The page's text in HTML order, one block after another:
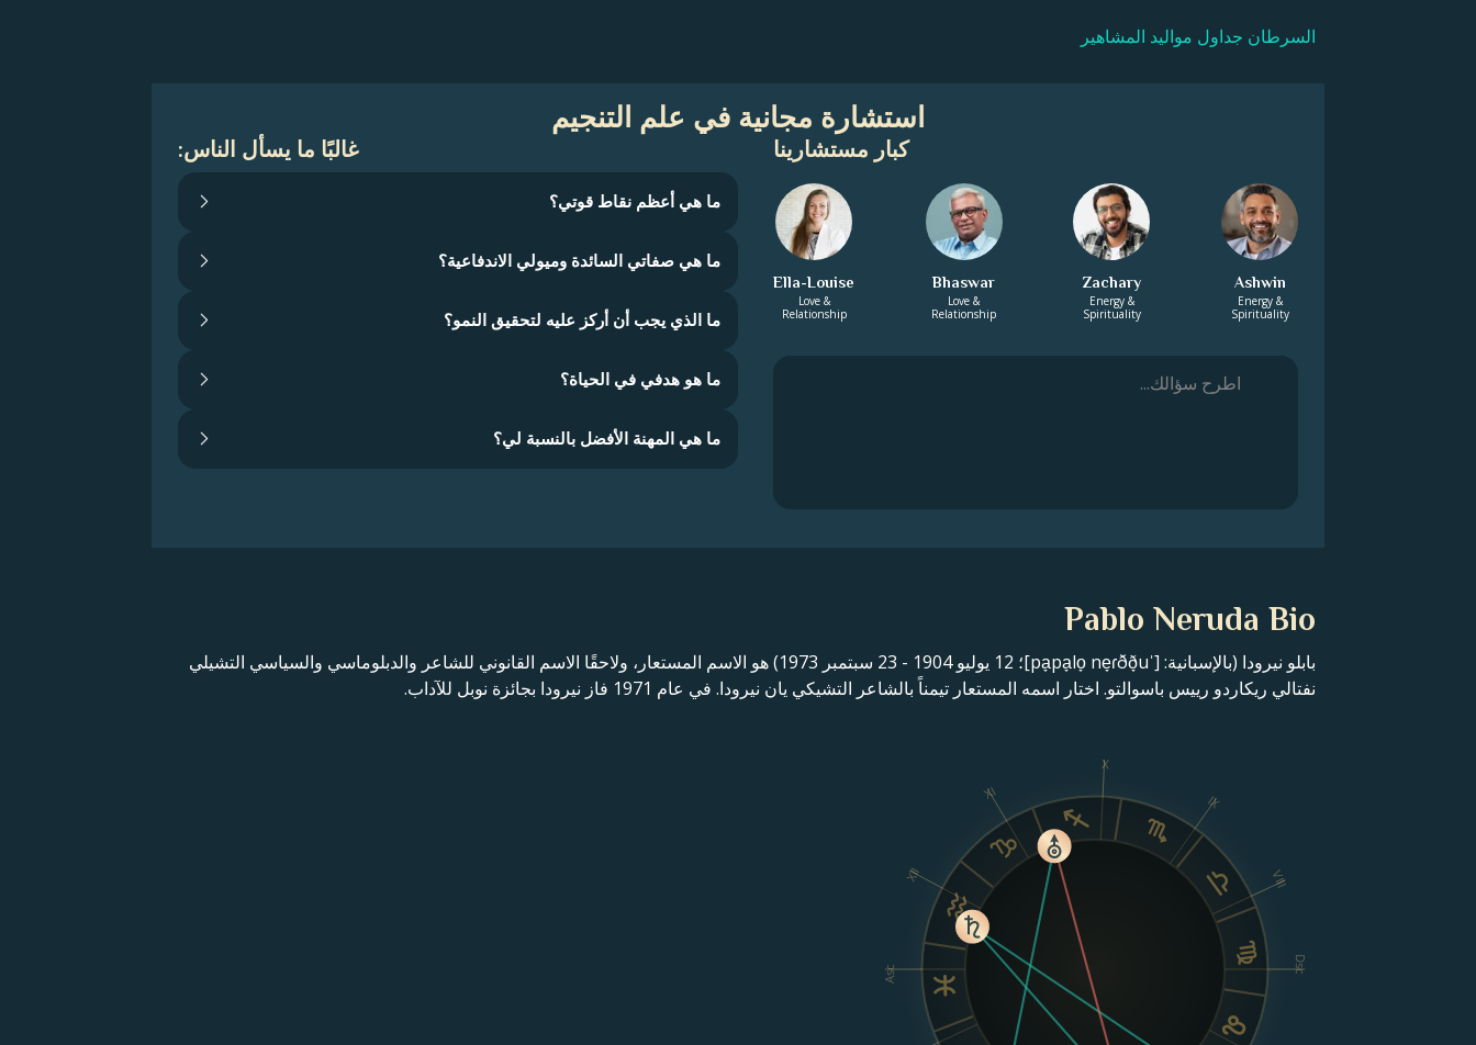
السرطان جداول مواليد المشاهير
استشارة مجانية في علم التنجيم
كبار مستشارينا
Ashwin
Energy &
Spirituality
Zachary
Energy &
Spirituality
Bhaswar
Love &
Relationship
Ella-Louise
Love &
Relationship
غالبًا ما يسأل الناس:
ما هي أعظم نقاط قوتي؟
ما هي صفاتي السائدة وميولي الاندفاعية؟
ما الذي يجب أن أركز عليه لتحقيق النمو؟
ما هو هدفي في الحياة؟
ما هي المهنة الأفضل بالنسبة لي؟
Pablo Neruda Bio
بابلو نيرودا (بالإسبانية: [ˈpa̞pa̞lo̞ ne̞ɾðð̞u]؛ 12 يوليو 1904 - 23 سبتمبر 1973) هو الاسم المستعار، ولاحقًا الاسم القانوني للشاعر والدبلوماسي والسياسي التشيلي
نفتالي ريكاردو رييس باسوالتو. اختار اسمه المستعار تيمناً بالشاعر التشيكي يان نيرودا. في عام 1971 فاز نيرودا بجائزة نوبل للآداب.
Asc Dsc
VIII
IX
X
XI
XII